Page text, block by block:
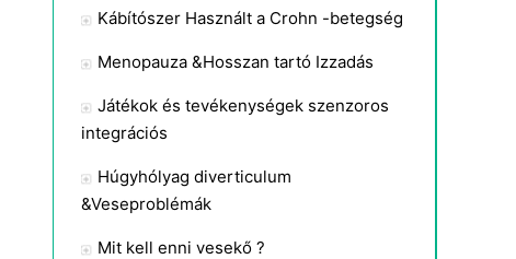
Kábítószer Használt a Crohn -betegség
Menopauza &Hosszan tartó Izzadás
Játékok és tevékenységek szenzoros
integrációs
Húgyhólyag diverticulum
&Veseproblémák
Mit kell enni vesekő ?